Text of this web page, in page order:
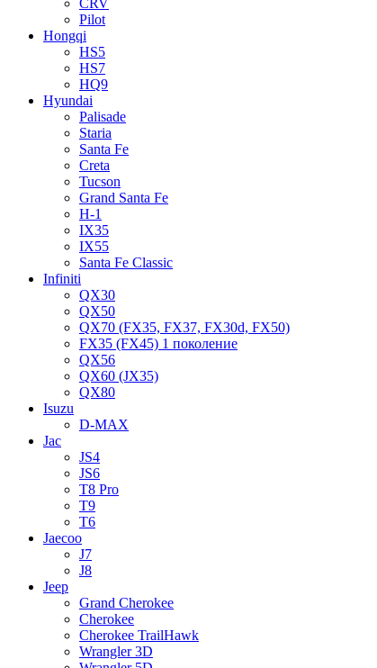
Pilot
Hongqi
HS5
HS7
HQ9
Hyundai
Palisade
Staria
Santa Fe
Creta
Tucson
Grand Santa Fe
H-1
IX35
IX55
Santa Fe Classic
Infiniti
QX30
QX50
QX70 (FX35, FX37, FX30d, FX50)
FX35 (FX45) 1 поколение
QX56
QX60 (JX35)
QX80
Isuzu
D-MAX
Jac
JS4
JS6
T8 Pro
T9
T6
Jaecoo
J7
J8
Jeep
Grand Cherokee
Cherokee
Cherokee TrailHawk
Wrangler 3D